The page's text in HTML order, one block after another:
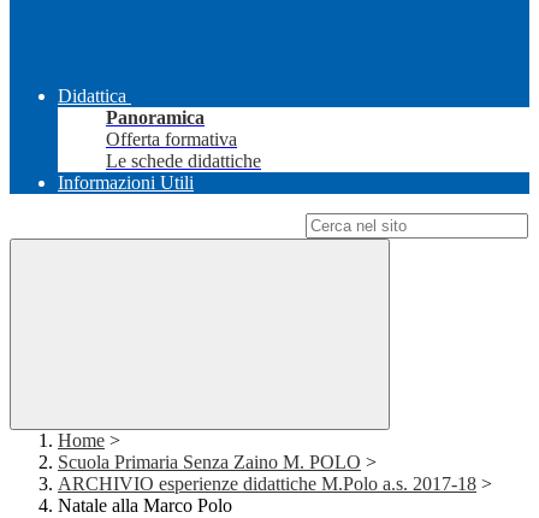
Didattica
Panoramica
Offerta formativa
Le schede didattiche
Informazioni Utili
Home >
Scuola Primaria Senza Zaino M. POLO >
ARCHIVIO esperienze didattiche M.Polo a.s. 2017-18 >
Natale alla Marco Polo